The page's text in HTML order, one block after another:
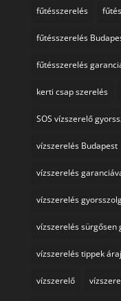
fűtésszerelés
fűtésszerelés
fűtésszerelés
kerti csap szerelés
SOS vízszerelő
vízszerelés Budapest
vízszerelés
vízszerelés
vízszerelés sürgősen
vízszerelés tippek
vízszerelő